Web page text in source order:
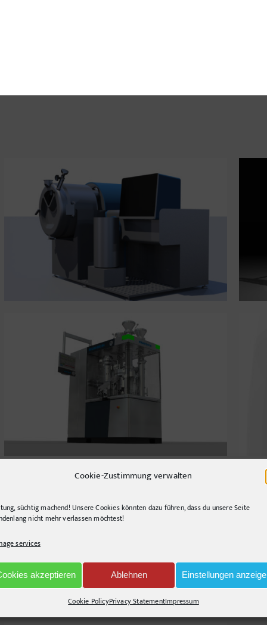
Cookie-Zustimmung verwalten
süchtig machend! Unsere Cookies könnten dazu führen, dass du unsere Seite
nicht mehr verlassen möchtest!
services
akzeptieren Ablehnen Einstellungen
Cookie PolicyPrivacy StatementImpressum
Pharma Coater
sphygmomanometer